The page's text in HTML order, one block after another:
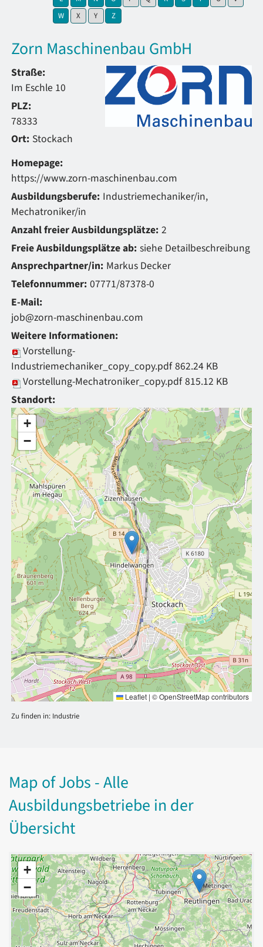
zeige Elemente mit Buchstabe:
W keine Elemente mit Buchstabe:
X keine Elemente mit Buchstabe:
Y zeige Elemente mit Buchstabe:
Z
Zorn Maschinenbau GmbH
Straße:
Im Eschle 10
PLZ:
78333
Ort: Stockach
Homepage:
https://www.zorn-maschinenbau.com
Ausbildungsberufe: Industriemechaniker/in,
Mechatroniker/in
Anzahl freier Ausbildungsplätze: 2
Freie Ausbildungsplätze ab: siehe Detailbeschreibung
Ansprechpartner/in: Markus Decker
Telefonnummer: 07771/87378-0
E-Mail:
job@zorn-maschinenbau.com
Weitere Informationen:
Vorstellung-
Industriemechaniker_copy_copy.pdf 862.24 KB
Vorstellung-Mechatroniker_copy.pdf 815.12 KB
Standort:
+
−
Leaflet | ©OpenStreetMapcontributors
Zu finden in: Industrie
Map of Jobs - Alle
Ausbildungsbetriebe in der
Übersicht
+
−